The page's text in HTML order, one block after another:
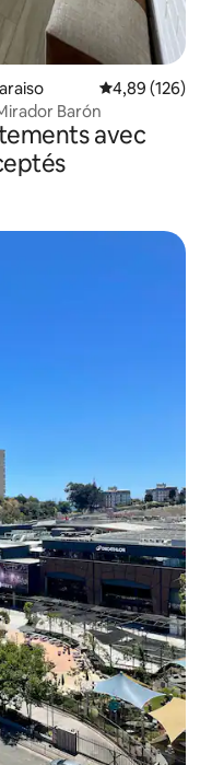
Évaluation
4,89 (126)
Barón
avec